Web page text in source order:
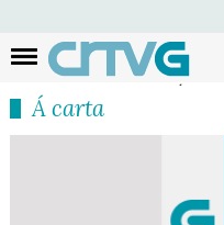
Á carta